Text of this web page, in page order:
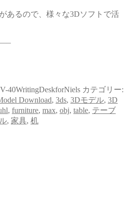
あるので、様々な3Dソフトで活
40WritingDeskforNiels カテゴリー:
Download, 3ds, 3Dモデル, 3D
, furniture, max, obj, table, テーブ
, 家具, 机